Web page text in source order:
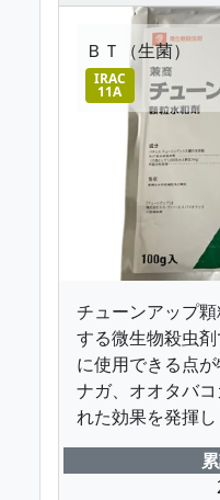
ＢＴ（生菌）
IRAC
11A
チューンアップ
する微生物殺虫
に使用できる点
ナガ、オオタバ
れた効果を発揮し